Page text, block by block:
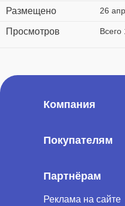
Размещено 26
Просмотров Всего
Компания
Покупателям
Партнёрам
Реклама на сайте